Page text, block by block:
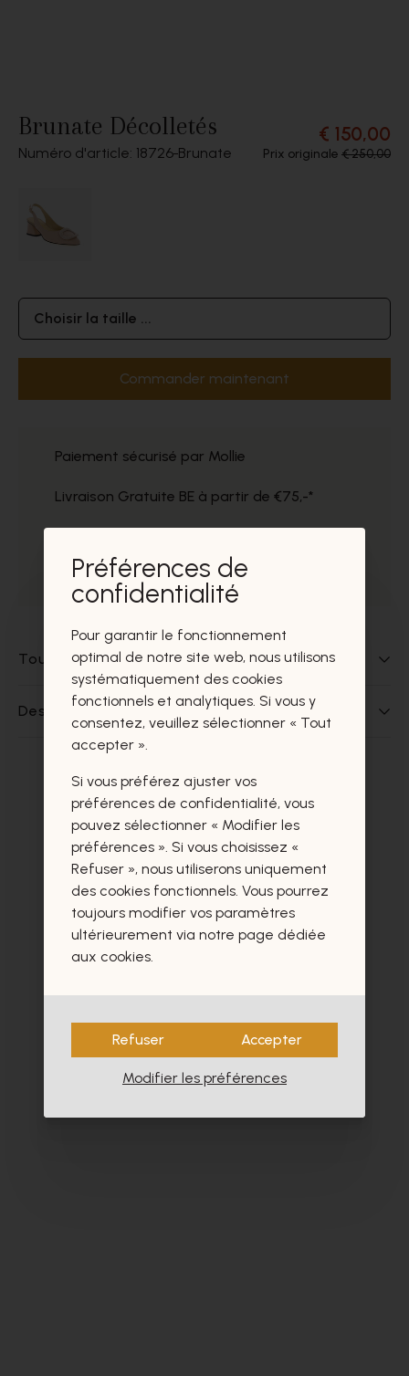
Brunate Décolletés
Numéro d'article: 18726 Brunate
€ 150,00
Prix originale € 250,00
Choisir la taille ...
Commander maintenant
Paiement sécurisé par Mollie
Livraison Gratuite BE à partir de €75,-*
Prélèvement gratuit dans nos magasins
Tout sur ce produit
Des questions sur ce produit?
Ces produits vous intéresseront
certainement aussi.
Préférences de
confidentialité
Pour garantir le fonctionnement
optimal de notre site web, nous utilisons
systématiquement des cookies
fonctionnels et analytiques. Si vous y
consentez, veuillez sélectionner « Tout
accepter ».
Si vous préférez ajuster vos
préférences de confidentialité, vous
pouvez sélectionner « Modifier les
préférences ». Si vous choisissez «
Refuser », nous utiliserons uniquement
des cookies fonctionnels. Vous pourrez
toujours modifier vos paramètres
ultérieurement via notre page dédiée
aux cookies.
Refuser Accepter
Modifier les préférences